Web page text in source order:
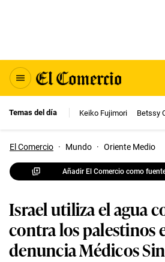
Temas del día Keiko Fujimori Betssy
El Comercio · Mundo · Oriente Medio
Añadir El Comercio como
Israel utiliza el agua
contra los palestinos
denuncia Médicos